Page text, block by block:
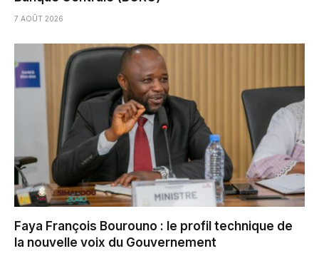
7 AOÛT 2026
Faya François Bourouno : le profil technique de
la nouvelle voix du Gouvernement